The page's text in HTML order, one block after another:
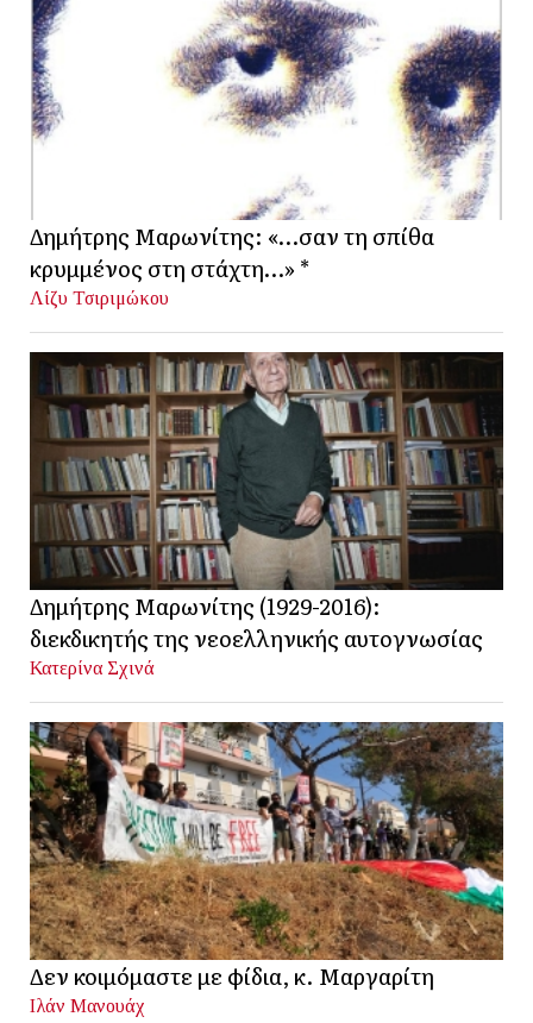
Δημήτρης Μαρωνίτης: «…σαν τη σπίθα
κρυμμένος στη στάχτη…» *
Λίζυ Τσιριμώκου
Δημήτρης Μαρωνίτης (1929-2016):
διεκδικητής της νεοελληνικής αυτογνωσίας
Κατερίνα Σχινά
Δεν κοιμόμαστε με φίδια, κ. Μαργαρίτη
Ιλάν Μανουάχ